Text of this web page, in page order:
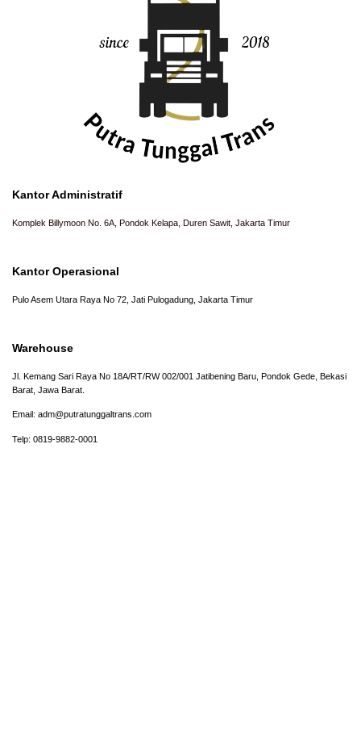
Kantor Administratif
Komplek Billymoon No. 6A, Pondok Kelapa, Duren Sawit, Jakarta Timur
Kantor Operasional
Pulo Asem Utara Raya No 72, Jati Pulogadung, Jakarta Timur
Warehouse
Jl. Kemang Sari Raya No 18A/RT/RW 002/001 Jatibening Baru, Pondok Gede, Bekasi
Barat, Jawa Barat.
Email: adm@putratunggaltrans.com
Telp: 0819-9882-0001